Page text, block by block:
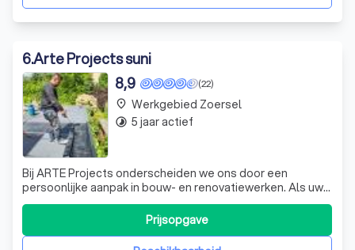
6.Arte Projects suni
(22)
8,9
Bij ARTE Projects onderscheiden we ons door een
persoonlijke aanpak in bouw- en renovatiewerken. Als uw
betrouwbare aannemer in de regio Antwerpen, staan wij
garant voor kwaliteit en vakmanschap. Onze zelfwerkende
zaakvoerder fungeert als uw directe aanspreekpunt,
waardoor u niet te maken krijgt met
Prijsopgave
place Werkgebied Zoersel
timelapse 5 jaar actief